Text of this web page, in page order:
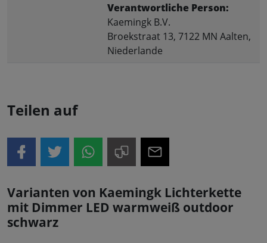
Verantwortliche Person:
Kaemingk B.V.
Broekstraat 13, 7122 MN Aalten,
Niederlande
Teilen auf
Varianten von Kaemingk Lichterkette
mit Dimmer LED warmweiß outdoor
schwarz